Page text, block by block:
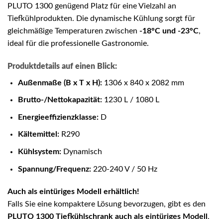
PLUTO 1300 genügend Platz für eine Vielzahl an
Tiefkühlprodukten. Die dynamische Kühlung sorgt für
gleichmäßige Temperaturen zwischen -18°C und -23°C,
ideal für die professionelle Gastronomie.
Produktdetails auf einen Blick:
Außenmaße (B x T x H):1306 x 840 x 2082 mm
Brutto-/Nettokapazität:1230 L / 1080 L
Energieeffizienzklasse:D
Kältemittel:R290
Kühlsystem:Dynamisch
Spannung/Frequenz:220-240 V / 50 Hz
Auch als eintüriges Modell erhältlich!
Falls Sie eine kompaktere Lösung bevorzugen, gibt es den
PLUTO 1300 Tiefkühlschrank auch als eintüriges Modell ,